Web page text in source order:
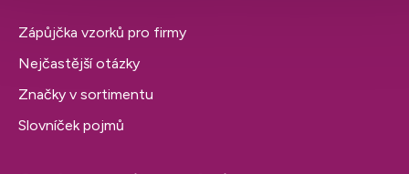
Zápůjčka vzorků pro firmy
Nejčastější otázky
Značky v sortimentu
Slovníček pojmů